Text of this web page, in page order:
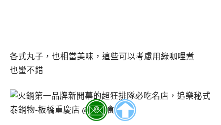
各式丸子，也相當美味，這些可以考慮用綠咖哩煮
也蠻不錯